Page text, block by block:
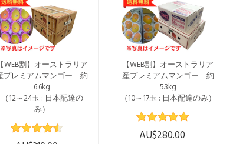
【WEB割】オーストラリア
プレミアムマンゴー 約
6.6kg
（12～24玉 : 日本配達の
み）
※2025年度の受付は12月10
日(水)までで終了となってお
【WEB割】オーストラリア
産プレミアムマンゴー 約
5.3kg
（10～17玉 : 日本配達のみ）
※2025年度の受付は12月10
日(水)までで終了となってお
ります※ WEBからのお申込
AU$280.00